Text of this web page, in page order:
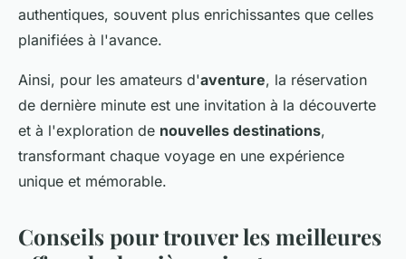
authentiques, souvent plus enrichissantes que celles
planifiées à l'avance.
Ainsi, pour les amateurs d'aventure, la réservation
de dernière minute est une invitation à la découverte
et à l'exploration de nouvelles destinations,
transformant chaque voyage en une expérience
unique et mémorable.
Conseils pour trouver les meilleures